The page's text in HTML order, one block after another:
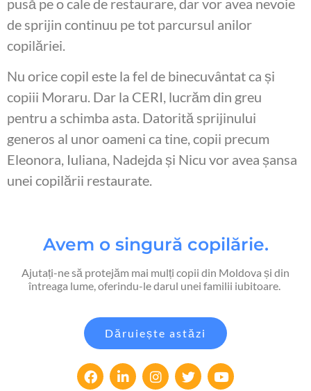
de sprijin continuu pe tot parcursul anilor
copilăriei.
Nu orice copil este la fel de binecuvântat ca și
copiii Moraru. Dar la CERI, lucrăm din greu
pentru a schimba asta. Datorită sprijinului
generos al unor oameni ca tine, copii precum
Eleonora, Iuliana, Nadejda și Nicu vor avea șansa
unei copilării restaurate.
Avem o singură copilărie.
Ajutați-ne să protejăm mai mulți copii din Moldova și din
întreaga lume, oferindu-le darul unei familii iubitoare.
Dăruiește astăzi